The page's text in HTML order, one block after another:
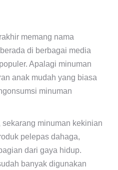
memang nama
di berbagai media
Apalagi minuman
anak mudah yang biasa
minuman
minuman kekinian
pelepas dahaga,
dari gaya hidup.
banyak digunakan